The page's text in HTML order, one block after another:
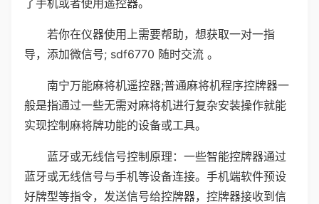
了手机或者使用遥控器。
若你在仪器使用上需要帮助，想获取一对一指
导，添加微信号; sdf6770 随时交流 。
南宁万能麻将机遥控器;普通麻将机程序控牌器一
般是指通过一些无需对麻将机进行复杂安装操作就能
实现控制麻将牌功能的设备或工具。
蓝牙或无线信号控制原理：一些智能控牌器通过
蓝牙或无线信号与手机等设备连接。手机端软件预设
好牌型等指令，发送信号给控牌器，控牌器接收到信